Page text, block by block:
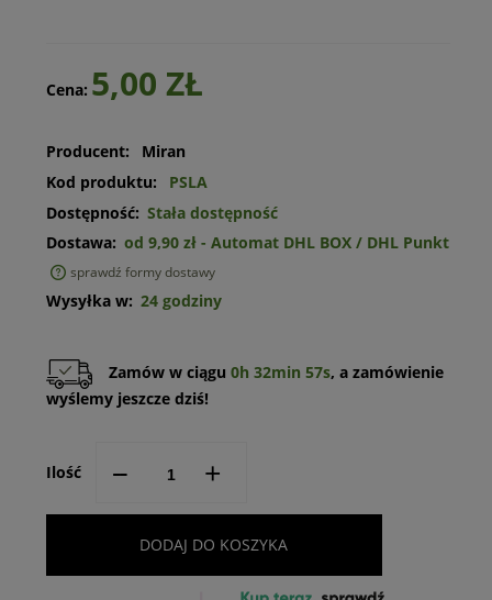
Cena: 5,00 ZŁ
Producent:
Miran
Kod produktu:
PSLA
Dostępność: Stała dostępność
Dostawa: od 9,90 zł - Automat DHL BOX / DHL Punkt
sprawdź formy dostawy
Wysyłka w: 24 godziny
Zamów w ciągu 0h 32min 57s, a zamówienie
wyślemy jeszcze dziś!
Ilość -- +
DODAJ DO KOSZYKA